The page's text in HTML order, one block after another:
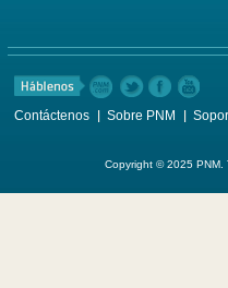
Contáctenos Sobre PNM
Copyright © 2025 PNM.